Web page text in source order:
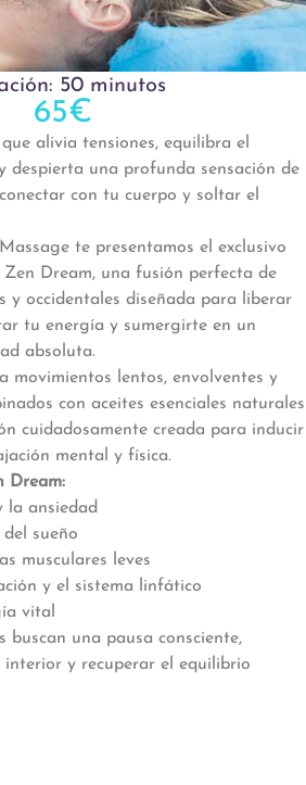
50 minutos
65€
alivia tensiones, equilibra el
despierta una profunda sensación de
con tu cuerpo y soltar el
te presentamos el exclusivo
Zen Dream, una fusión perfecta de
y occidentales diseñada para liberar
tu energía y sumergirte en un
absoluta.
movimientos lentos, envolventes y
con aceites esenciales naturales
cuidadosamente creada para inducir
mental y física.
Dream:
la ansiedad
sueño
musculares leves
y el sistema linfático
vital
buscan una pausa consciente,
interior y recuperar el equilibrio